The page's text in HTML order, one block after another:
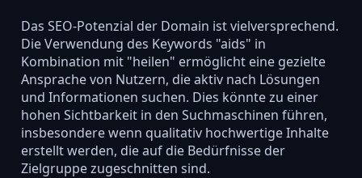
Das SEO-Potenzial der Domain ist vielversprechend.
Die Verwendung des Keywords "aids" in
Kombination mit "heilen" ermöglicht eine gezielte
Ansprache von Nutzern, die aktiv nach Lösungen
und Informationen suchen. Dies könnte zu einer
hohen Sichtbarkeit in den Suchmaschinen führen,
insbesondere wenn qualitativ hochwertige Inhalte
erstellt werden, die auf die Bedürfnisse der
Zielgruppe zugeschnitten sind.